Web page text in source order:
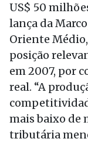
US$ 50
lança da
Oriente
posição
em 2007, por
real. “A
mais baixo de
tributária